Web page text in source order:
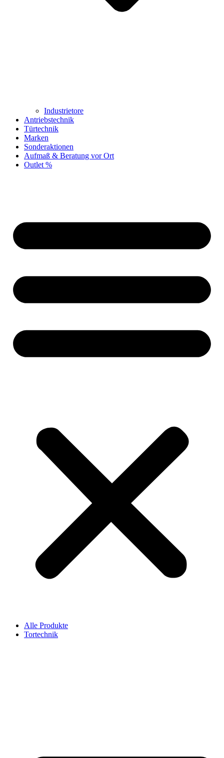
Industrietore
Antriebstechnik
Türtechnik
Marken
Sonderaktionen
Aufmaß & Beratung vor Ort
Outlet %
Alle Produkte
Tortechnik